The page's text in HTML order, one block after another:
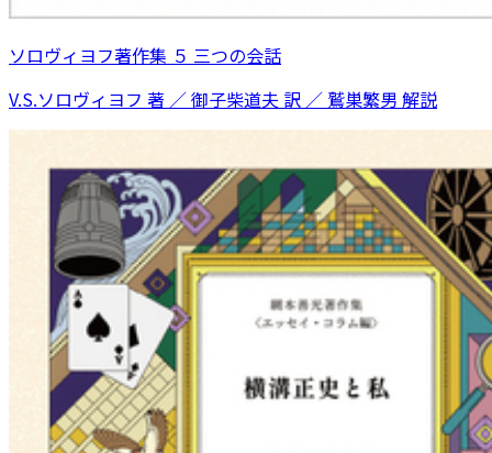
ソロヴィヨフ著作集 ５ 三つの会話
V.S.ソロヴィヨフ 著 ／ 御子柴道夫 訳 ／ 鷲巣繁男 解説